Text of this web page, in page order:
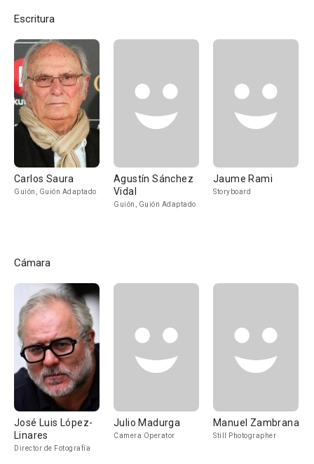
Escritura
Carlos Saura
Guión, Guión Adaptado
Agustín Sánchez
Vidal
Guión, Guión Adaptado
Jaume Rami
Storyboard
Cámara
José Luis López-
Linares
Director de Fotografía
Julio Madurga
Camera Operator
Manuel Zambrana
Still Photographer